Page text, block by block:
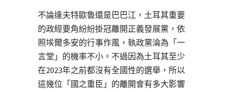
不論達夫特歐魯還是巴巴江，土耳其重要
的政經要角紛紛掛冠離開正義發展黨，依
照埃爾多安的行事作風，執政黨淪為「一
言堂」的機率不小。不過因為土耳其至少
在2023年之前都沒有全國性的選舉，所以
這幾位「國之重臣」的離開會有多大影響